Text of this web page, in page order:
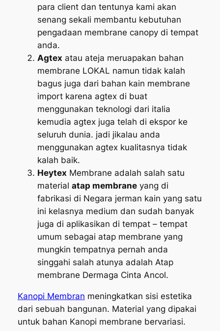
para client dan tentunya kami akan
senang sekali membantu kebutuhan
pengadaan membrane canopy di tempat
anda.
Agtex atau ateja meruapakan bahan
membrane LOKAL namun tidak kalah
bagus juga dari bahan kain membrane
import karena agtex di buat
menggunakan teknologi dari italia
kemudia agtex juga telah di ekspor ke
seluruh dunia. jadi jikalau anda
menggunakan agtex kualitasnya tidak
kalah baik.
Heytex Membrane adalah salah satu
material atap membraneyang di
fabrikasi di Negara jerman kain yang satu
ini kelasnya medium dan sudah banyak
juga di aplikasikan di tempat – tempat
umum sebagai atap membrane yang
mungkin tempatnya pernah anda
singgahi salah atunya adalah Atap
membrane Dermaga Cinta Ancol.
Kanopi Membran meningkatkan sisi estetika
dari sebuah bangunan. Material yang dipakai
untuk bahan Kanopi membrane bervariasi.